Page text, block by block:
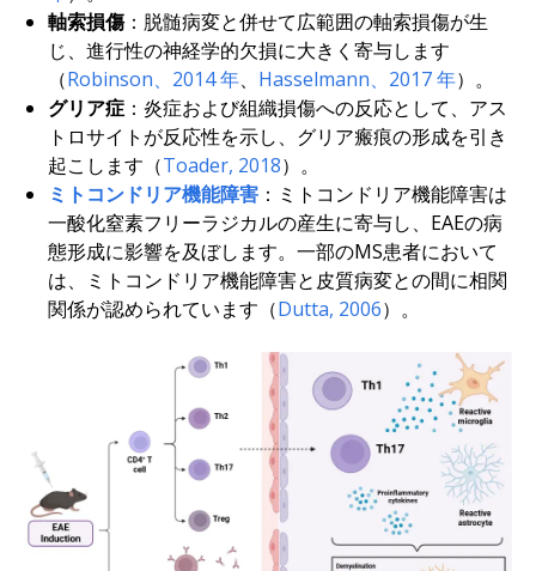
軸索損傷：脱髄病変と併せて広範囲の軸索損傷が生
じ、進行性の神経学的欠損に大きく寄与します
（Robinson、2014 年、 Hasselmann、2017 年）。
グリア症 ：炎症および組織損傷への反応として、アス
トロサイトが反応性を示し、グリア瘢痕の形成を引き
起こします（Toader, 2018）。
ミトコンドリア機能障害 ：ミトコンドリア機能障害は
一酸化窒素フリーラジカルの産生に寄与し、EAEの病
態形成に影響を及ぼします。一部のMS患者において
は、ミトコンドリア機能障害と皮質病変との間に相関
関係が認められています（Dutta, 2006）。